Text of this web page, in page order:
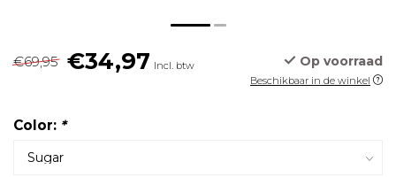
€69,95 €34,97 Incl. btw Op voorraad
Beschikbaar in de winkel
Color: *